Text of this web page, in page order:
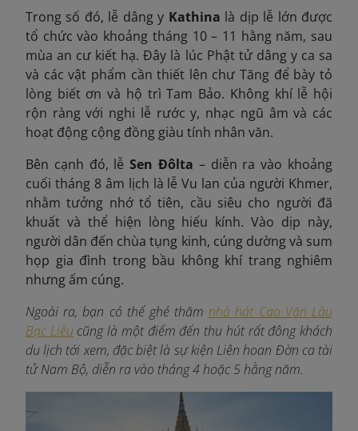
Trong số đó, lễ dâng y Kathina là dịp lễ lớn được
tổ chức vào khoảng tháng 10 – 11 hằng năm, sau
mùa an cư kiết hạ. Đây là lúc Phật tử dâng y ca sa
và các vật phẩm cần thiết lên chư Tăng để bày tỏ
lòng biết ơn và hộ trì Tam Bảo. Không khí lễ hội
rộn ràng với nghi lễ rước y, nhạc ngũ âm và các
hoạt động cộng đồng giàu tính nhân văn.
Bên cạnh đó, lễSen Đôlta – diễn ra vào khoảng
cuối tháng 8 âm lịch là lễ Vu lan của người Khmer,
nhằm tưởng nhớ tổ tiên, cầu siêu cho người đã
khuất và thể hiện lòng hiếu kính. Vào dịp này,
người dân đến chùa tụng kinh, cúng dường và sum
họp gia đình trong bầu không khí trang nghiêm
nhưng ấm cúng.
Ngoài ra, bạn có thể ghé thămnhà hát Cao Văn Lầu
Bạc Liêucũng là một điểm đến thu hút rất đông khách
du lịch tới xem, đặc biệt là sự kiện Liên hoan Đờn ca tài
tử Nam Bộ, diễn ra vào tháng 4 hoặc 5 hằng năm.